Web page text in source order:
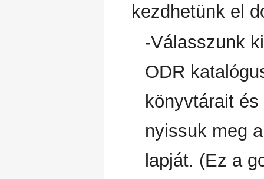
kezdhetünk el
-Válasszunk
ODR
könyvtárait
nyissuk meg
lapját. (Ez a